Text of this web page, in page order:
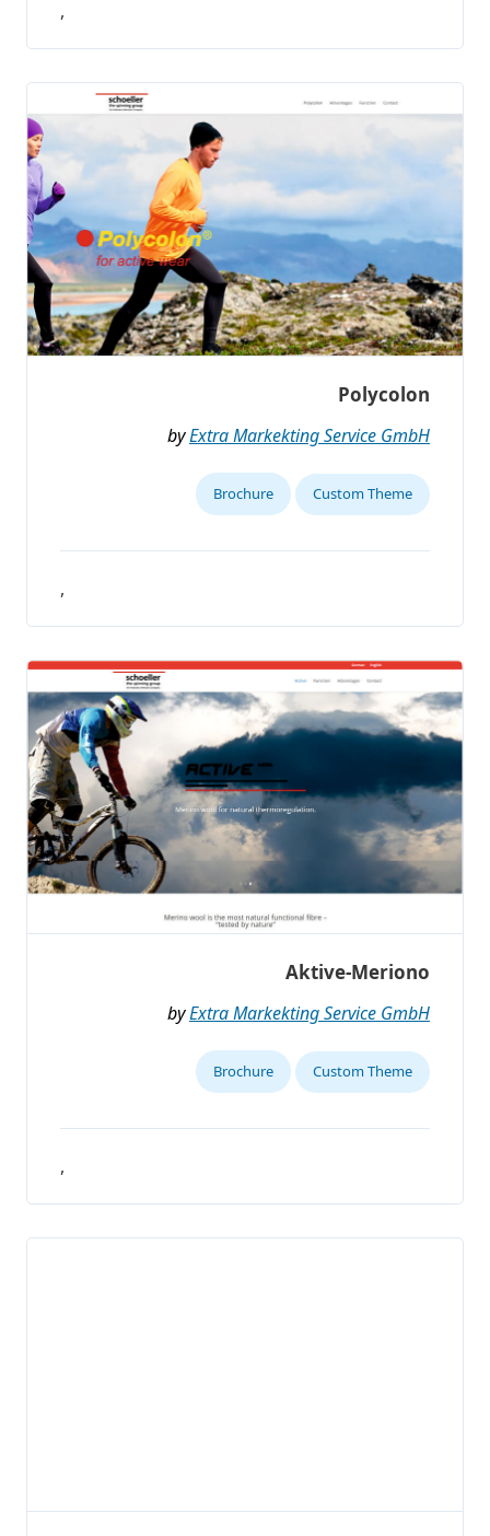
,
Polycolon
byExtra Markekting Service GmbH
Custom Theme
Brochure
,
Aktive-Meriono
byExtra Markekting Service GmbH
Custom Theme
Brochure
,